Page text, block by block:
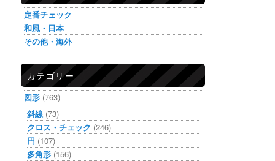
定番チェック
和風・日本
その他・海外
カテゴリー
図形 (763)
斜線 (73)
クロス・チェック (246)
円 (107)
多角形 (156)